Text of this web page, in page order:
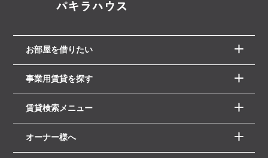
お部屋を借りたい
事業用賃貸を探す
賃貸検索メニュー
オーナー様へ